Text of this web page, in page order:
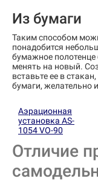
Из бумаги
Таким способом
понадобится
бумажное полотенце
менять на новый.
вставьте ее в
бумаги, желательно
Аэрационная
установка AS-
1054 VO-90
Отличие